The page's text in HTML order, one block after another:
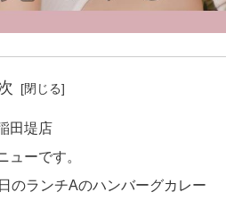
田堤店
ューです。
のランチAのハンバーグカレー